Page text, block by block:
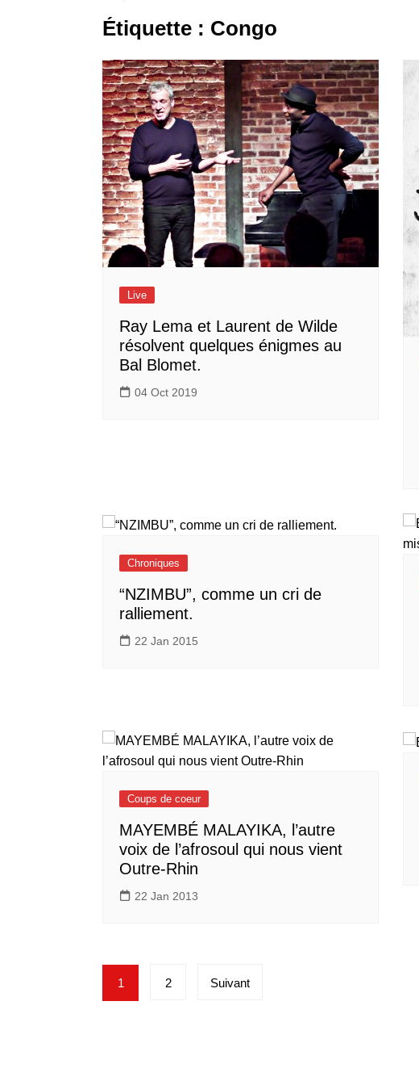
Étiquette : Congo
Live
Ray Lema et Laurent de Wilde
résolvent quelques énigmes au
Bal Blomet.
04 Oct 2019
Chroniques
“NZIMBU”, comme un cri de
ralliement.
22 Jan 2015
Coups de coeur
MAYEMBÉ MALAYIKA, l’autre
voix de l’afrosoul qui nous vient
Outre-Rhin
22 Jan 2013
Pagination
des
1 2 Suivant